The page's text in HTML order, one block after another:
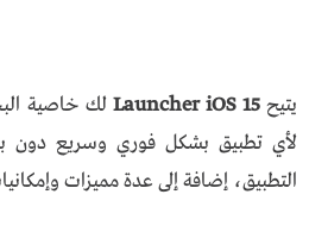
يتيحLauncher iOS 15 لك خاصية
لأي تطبيق بشكل فوري وسريع
التطبيق، إضافة إلى عدة مميزات